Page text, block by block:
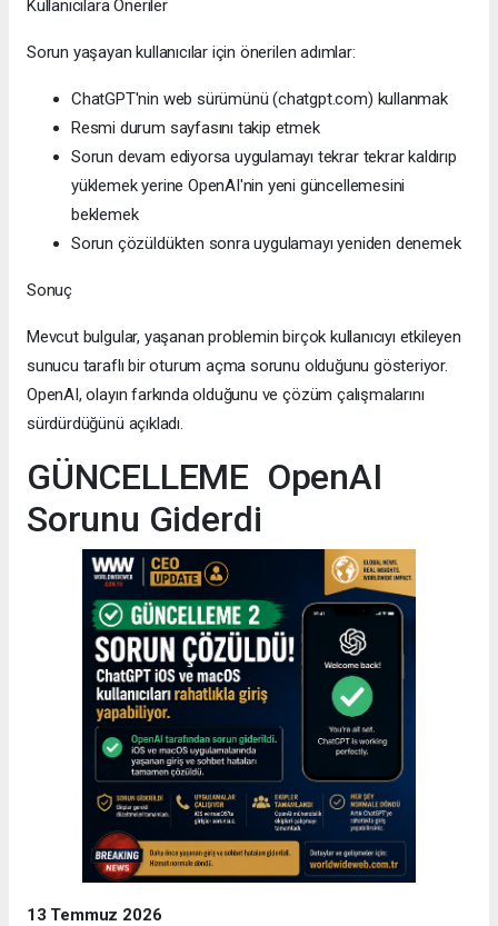
Kullanıcılara Öneriler
Sorun yaşayan kullanıcılar için önerilen adımlar:
ChatGPT'nin web sürümünü (chatgpt.com) kullanmak
Resmi durum sayfasını takip etmek
Sorun devam ediyorsa uygulamayı tekrar tekrar kaldırıp
yüklemek yerine OpenAI'nin yeni güncellemesini
beklemek
Sorun çözüldükten sonra uygulamayı yeniden denemek
Sonuç
Mevcut bulgular, yaşanan problemin birçok kullanıcıyı etkileyen
sunucu taraflı bir oturum açma sorunu olduğunu gösteriyor.
OpenAI, olayın farkında olduğunu ve çözüm çalışmalarını
sürdürdüğünü açıkladı.
GÜNCELLEME OpenAI
Sorunu Giderdi
13 Temmuz 2026